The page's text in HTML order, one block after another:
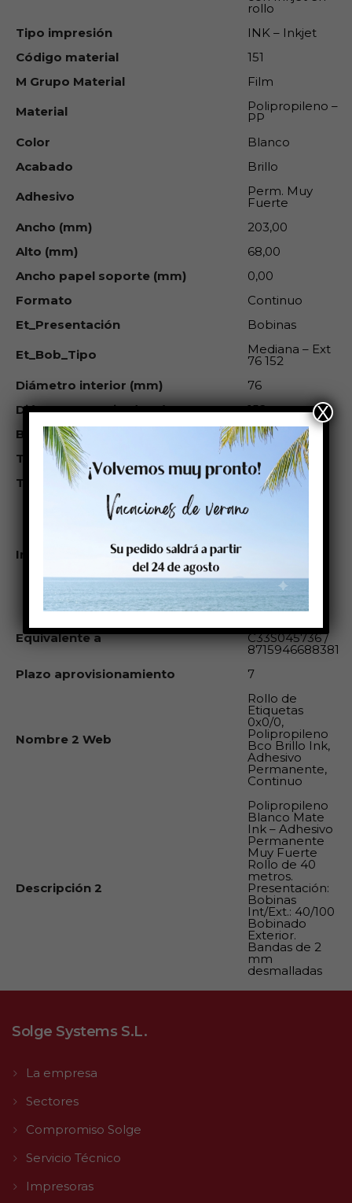
rollo
Tipo impresión
INK – Inkjet
Código material
151
M Grupo Material
Film
Material
Polipropileno –
PP
Color
Blanco
Acabado
Brillo
Adhesivo
Perm. Muy
Fuerte
Ancho (mm)
203,00
Alto (mm)
68,00
Ancho papel soporte (mm)
0,00
Formato
Continuo
Et_Presentación
Bobinas
Et_Bob_Tipo
Mediana – Ext
76 152
Diámetro interior (mm)
76
Diámetro exterior (mm)
152
Bobinado
Exterior
Trepado entre etiquetas
No
Trepado cada etiquetas
Impresoras compatibles
Éste rollo es
VipColor:
SwifColor:
Zebra: Godex:
Equivalente a
Epason:
C33S045736 /
8715946688381
Plazo aprovisionamiento
7
Nombre 2 Web
Rollo de
Etiquetas
0x0/0,
Polipropileno
Bco Brillo Ink,
Adhesivo
Permanente,
Continuo
Descripción 2
Polipropileno
Blanco Mate
Ink – Adhesivo
Permanente
Muy Fuerte
Rollo de 40
metros.
Presentación:
Bobinas
Int/Ext.: 40/100
Bobinado
Exterior.
Bandas de 2
mm
desmalladas
Solge Systems S.L.
La empresa
Sectores
Compromiso Solge
Servicio Técnico
Impresoras
X